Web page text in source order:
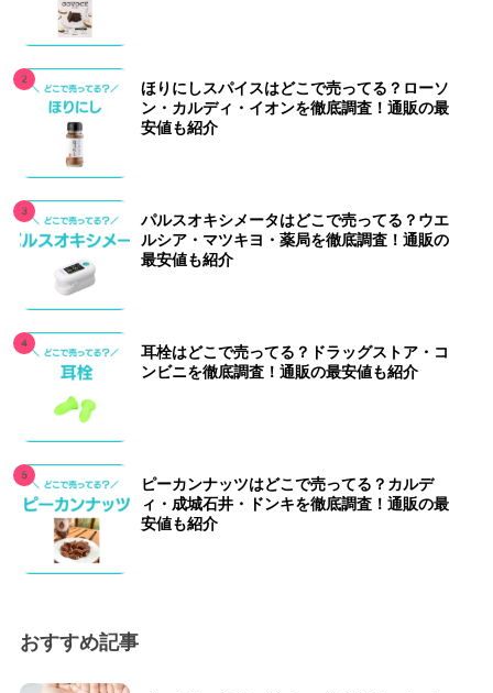
ほりにしスパイスはどこで売ってる？ローソ
ン・カルディ・イオンを徹底調査！通販の最
安値も紹介
パルスオキシメータはどこで売ってる？ウエ
ルシア・マツキヨ・薬局を徹底調査！通販の
最安値も紹介
耳栓はどこで売ってる？ドラッグストア・コ
ンビニを徹底調査！通販の最安値も紹介
ピーカンナッツはどこで売ってる？カルデ
ィ・成城石井・ドンキを徹底調査！通販の最
安値も紹介
おすすめ記事